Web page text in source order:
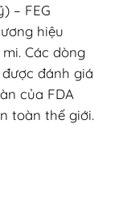
– FEG
hiệu
Các dòng
được đánh giá
của FDA
toàn thế giới.